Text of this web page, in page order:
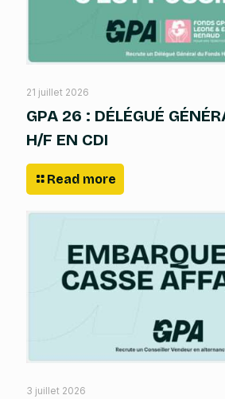
21 juillet 2026
GPA 26 : DÉLÉGUÉ
H/F EN CDI
Read more
3 juillet 2026